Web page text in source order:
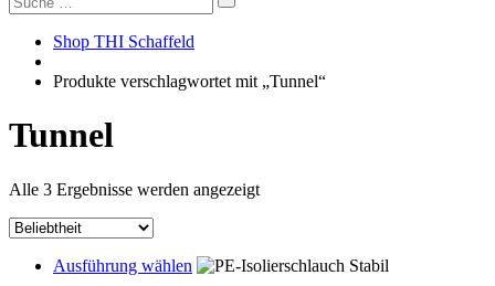
nach:
Shop THI Schaffeld
Produkte verschlagwortet mit „Tunnel“
Tunnel
Alle 3 Ergebnisse werden angezeigtNach
Ausführung wählen Dieses